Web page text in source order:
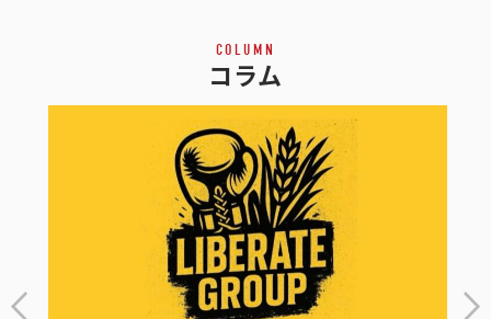
COLUMN
コラム